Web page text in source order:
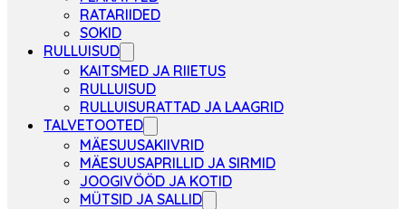
RATARIIDED
SOKID
RULLUISUD
KAITSMED JA RIIETUS
RULLUISUD
RULLUISURATTAD JA LAAGRID
TALVETOOTED
MÄESUUSAKIIVRID
MÄESUUSAPRILLID JA SIRMID
JOOGIVÖÖD JA KOTID
MÜTSID JA SALLID